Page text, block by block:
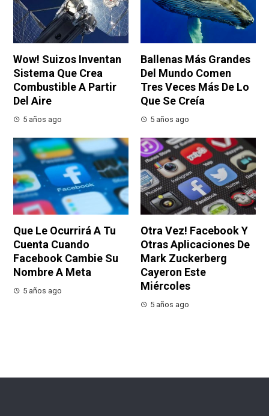
Wow! Suizos Inventan
Sistema Que Crea
Combustible A Partir
Del Aire
5 años ago
Ballenas Más Grandes
Del Mundo Comen
Tres Veces Más De Lo
Que Se Creía
5 años ago
Que Le Ocurrirá A Tu
Cuenta Cuando
Facebook Cambie Su
Nombre A Meta
5 años ago
Otra Vez! Facebook Y
Otras Aplicaciones De
Mark Zuckerberg
Cayeron Este
Miércoles
5 años ago